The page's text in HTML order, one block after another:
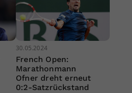
30.05.2024
French Open:
Marathonmann
Ofner dreht erneut
0:2-Satzrückstand